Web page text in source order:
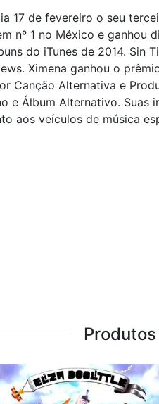
17 de fevereiro o seu
nº 1 no México e
do iTunes de 2014.
Ximena ganhou o
Canção Alternativa e
e Álbum Alternativo.
aos veículos de música